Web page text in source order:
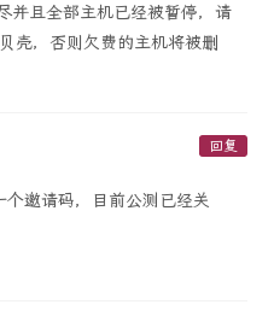
并且全部主机已经被暂停，请
壳，否则欠费的主机将被删
回复
邀请码，目前公测已经关